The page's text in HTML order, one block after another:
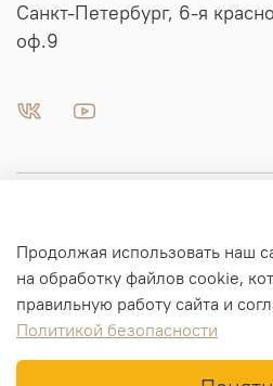
Гидравлика
Информация для заказа
Санкт-Петербург, 6-я
оф.9
Продолжая использовать наш
на обработку файлов cookie,
правильную работу сайта и
Политикой безопасности